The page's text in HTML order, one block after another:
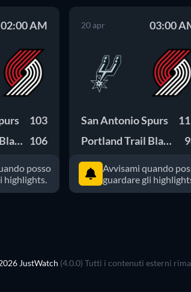
02:00 AM
103
Portland Trail Blazers 106
posso
highlights.
20 apr 03:00
San Antonio Spurs
Portland Trail Blazers
Avvisami quando
guardare gli
JustWatch (4.0.0) Tutti i contenuti esterni